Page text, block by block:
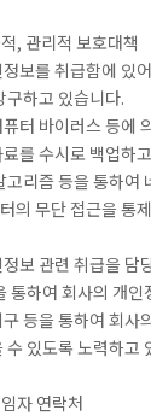
, 관리적 보호대책
보를 취급함에 있
구하고 있습니다.
터 바이러스 등에
를 수시로 백업하
고리즘 등을 통하여
의 무단 접근을 통
보 관련 취급을
통하여 회사의 개
등을 통하여 회사
수 있도록 노력하고
자 연락처